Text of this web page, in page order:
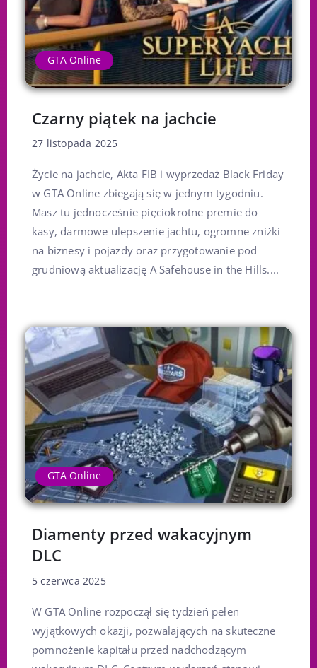
GTA Online
Czarny piątek na jachcie
27 listopada 2025
Życie na jachcie, Akta FIB i wyprzedaż Black Friday
w GTA Online zbiegają się w jednym tygodniu.
Masz tu jednocześnie pięciokrotne premie do
kasy, darmowe ulepszenie jachtu, ogromne zniżki
na biznesy i pojazdy oraz przygotowanie pod
grudniową aktualizację A Safehouse in the Hills....
GTA Online
Diamenty przed wakacyjnym
DLC
5 czerwca 2025
W GTA Online rozpoczął się tydzień pełen
wyjątkowych okazji, pozwalających na skuteczne
pomnożenie kapitału przed nadchodzącym